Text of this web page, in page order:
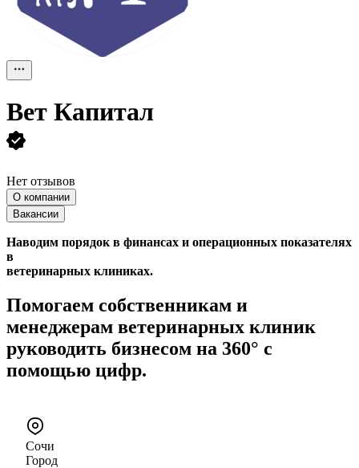
Вет Капитал
Нет отзывов
О компании
Вакансии
Наводим порядок в финансах и операционных показателях
в
ветеринарных клиниках.
Помогаем собственникам и
менеджерам ветеринарных клиник
руководить бизнесом на 360° с
помощью цифр.
Сочи
Город